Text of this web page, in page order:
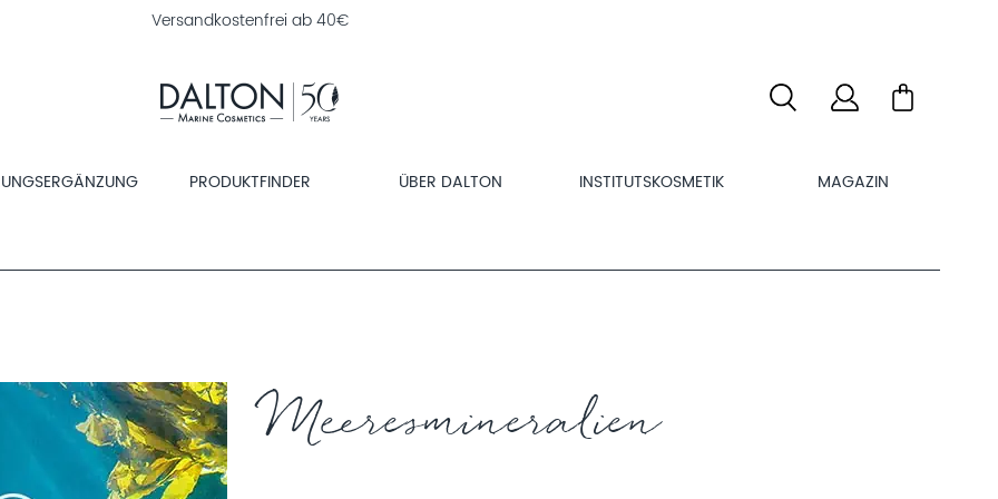
Versandkostenfrei ab 40€
PRODUKTFINDER ÜBER DALTON INSTITUTSKOSMETIK MAGAZIN
Meeresmineralien